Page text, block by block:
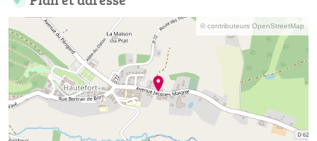
© contributeurs OpenStreetMap